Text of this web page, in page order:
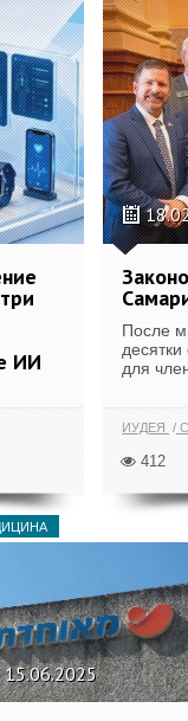
ИИ
После
для
ИУДЕЯ
412
15.06.2025